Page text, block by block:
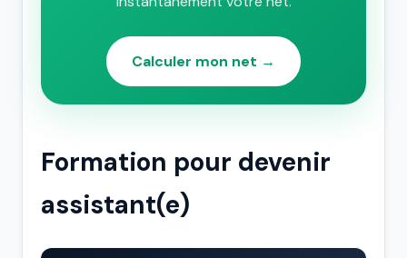
Calculer mon net →
Formation pour devenir
assistant(e)